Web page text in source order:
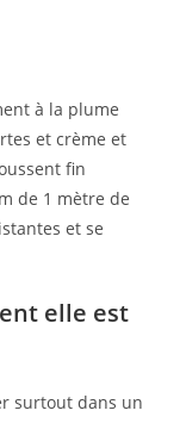
à la plume
et crème et
fin
de 1 mètre de
et se
elle est
surtout dans un